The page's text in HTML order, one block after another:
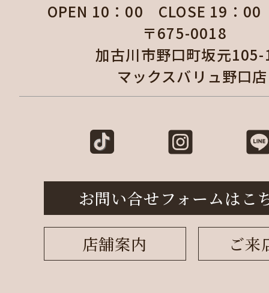
OPEN 10：00 CLOSE 19：
〒675-0018
加古川市野口町坂元
マックスバリュ野口店
お問い合せフォームはこ
店舗案内 ご来